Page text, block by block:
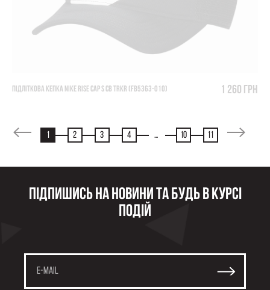
ПІДЛІТКОВА КЕПКА NIKE RISE CAP S CB TRKR (FB5363-010) 1 260 грн
1 2 3 4 ... 10 11
Підпишись на новини та будь в курсі
подій